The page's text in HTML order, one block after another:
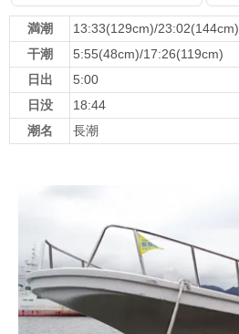
満潮
13:33(129cm)/23:02(144cm)
干潮
5:55(48cm)/17:26(119cm)
日出
5:00
日没
18:44
潮名
長潮